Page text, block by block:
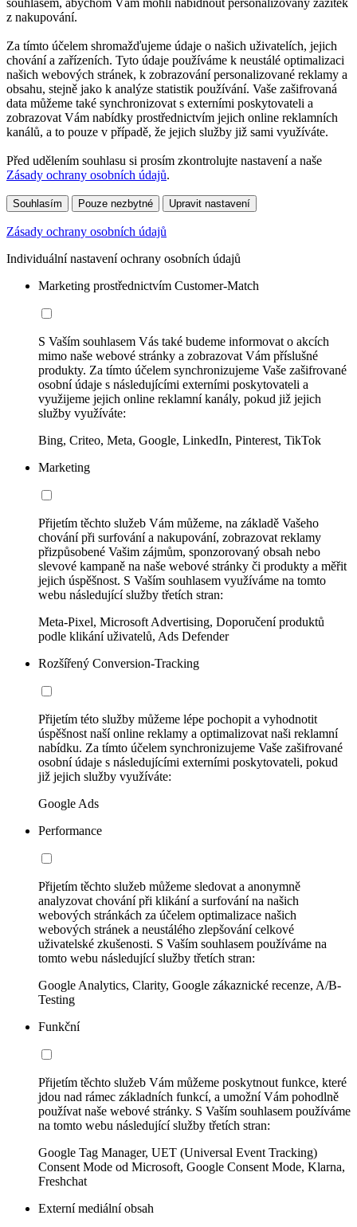
souhlasem, abychom Vám mohli nabídnout personalizovaný zážitek
z nakupování.
Za tímto účelem shromažďujeme údaje o našich uživatelích, jejich
chování a zařízeních. Tyto údaje používáme k neustálé optimalizaci
našich webových stránek, k zobrazování personalizované reklamy a
obsahu, stejně jako k analýze statistik používání. Vaše zašifrovaná
data můžeme také synchronizovat s externími poskytovateli a
zobrazovat Vám nabídky prostřednictvím jejich online reklamních
kanálů, a to pouze v případě, že jejich služby již sami využíváte.
Před udělením souhlasu si prosím zkontrolujte nastavení a naše
Zásady ochrany osobních údajů.
Souhlasím Pouze nezbytné Upravit nastavení
Zásady ochrany osobních údajů
Individuální nastavení ochrany osobních údajů
Marketing prostřednictvím Customer-Match
S Vaším souhlasem Vás také budeme informovat o akcích
mimo naše webové stránky a zobrazovat Vám příslušné
produkty. Za tímto účelem synchronizujeme Vaše zašifrované
osobní údaje s následujícími externími poskytovateli a
využijeme jejich online reklamní kanály, pokud již jejich
služby využíváte:
Bing, Criteo, Meta, Google, LinkedIn, Pinterest, TikTok
Marketing
Přijetím těchto služeb Vám můžeme, na základě Vašeho
chování při surfování a nakupování, zobrazovat reklamy
přizpůsobené Vašim zájmům, sponzorovaný obsah nebo
slevové kampaně na naše webové stránky či produkty a měřit
jejich úspěšnost. S Vaším souhlasem využíváme na tomto
webu následující služby třetích stran:
Meta-Pixel, Microsoft Advertising, Doporučení produktů
podle klikání uživatelů, Ads Defender
Rozšířený Conversion-Tracking
Přijetím této služby můžeme lépe pochopit a vyhodnotit
úspěšnost naší online reklamy a optimalizovat naši reklamní
nabídku. Za tímto účelem synchronizujeme Vaše zašifrované
osobní údaje s následujícími externími poskytovateli, pokud
již jejich služby využíváte:
Google Ads
Performance
Přijetím těchto služeb můžeme sledovat a anonymně
analyzovat chování při klikání a surfování na našich
webových stránkách za účelem optimalizace našich
webových stránek a neustálého zlepšování celkové
uživatelské zkušenosti. S Vaším souhlasem používáme na
tomto webu následující služby třetích stran:
Google Analytics, Clarity, Google zákaznické recenze, A/B-
Testing
Funkční
Přijetím těchto služeb Vám můžeme poskytnout funkce, které
jdou nad rámec základních funkcí, a umožní Vám pohodlně
používat naše webové stránky. S Vaším souhlasem používáme
na tomto webu následující služby třetích stran:
Google Tag Manager, UET (Universal Event Tracking)
Consent Mode od Microsoft, Google Consent Mode, Klarna,
Freshchat
Externí mediální obsah